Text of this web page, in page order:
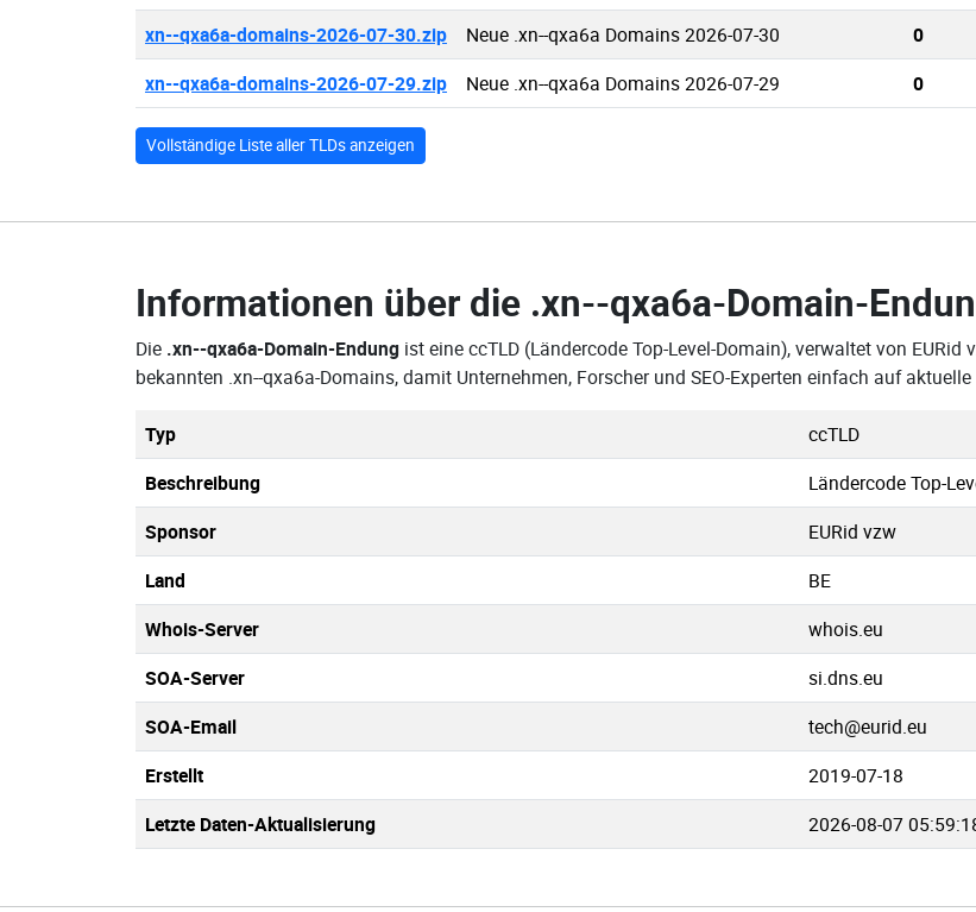
xn--qxa6a-domains-2026-07-30.zip Neue .xn--qxa6a Domains 2026-07-30 0
xn--qxa6a-domains-2026-07-29.zip Neue .xn--qxa6a Domains 2026-07-29 0
Vollständige Liste aller TLDs anzeigen
Informationen über die .xn--qxa6a-Domain-
Die .xn--qxa6a-Domain-Endung ist eine ccTLD (Ländercode Top-Level-Domain), verwaltet von
bekannten .xn--qxa6a-Domains, damit Unternehmen, Forscher und SEO-Experten einfach auf
Typ
ccTLD
Beschreibung
Ländercode Top-
Sponsor
EURid vzw
Land
BE
Whois-Server
whois.eu
SOA-Server
si.dns.eu
SOA-Email
tech@eurid.eu
Erstellt
2019-07-18
Letzte Daten-Aktualisierung
2026-08-07